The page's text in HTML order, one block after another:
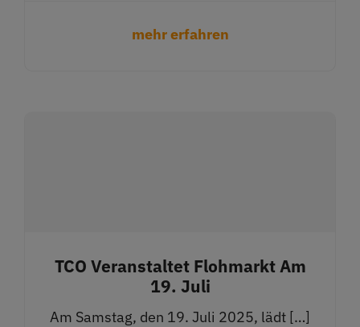
mehr erfahren
TCO Veranstaltet Flohmarkt Am
19. Juli
Am Samstag, den 19. Juli 2025, lädt […]